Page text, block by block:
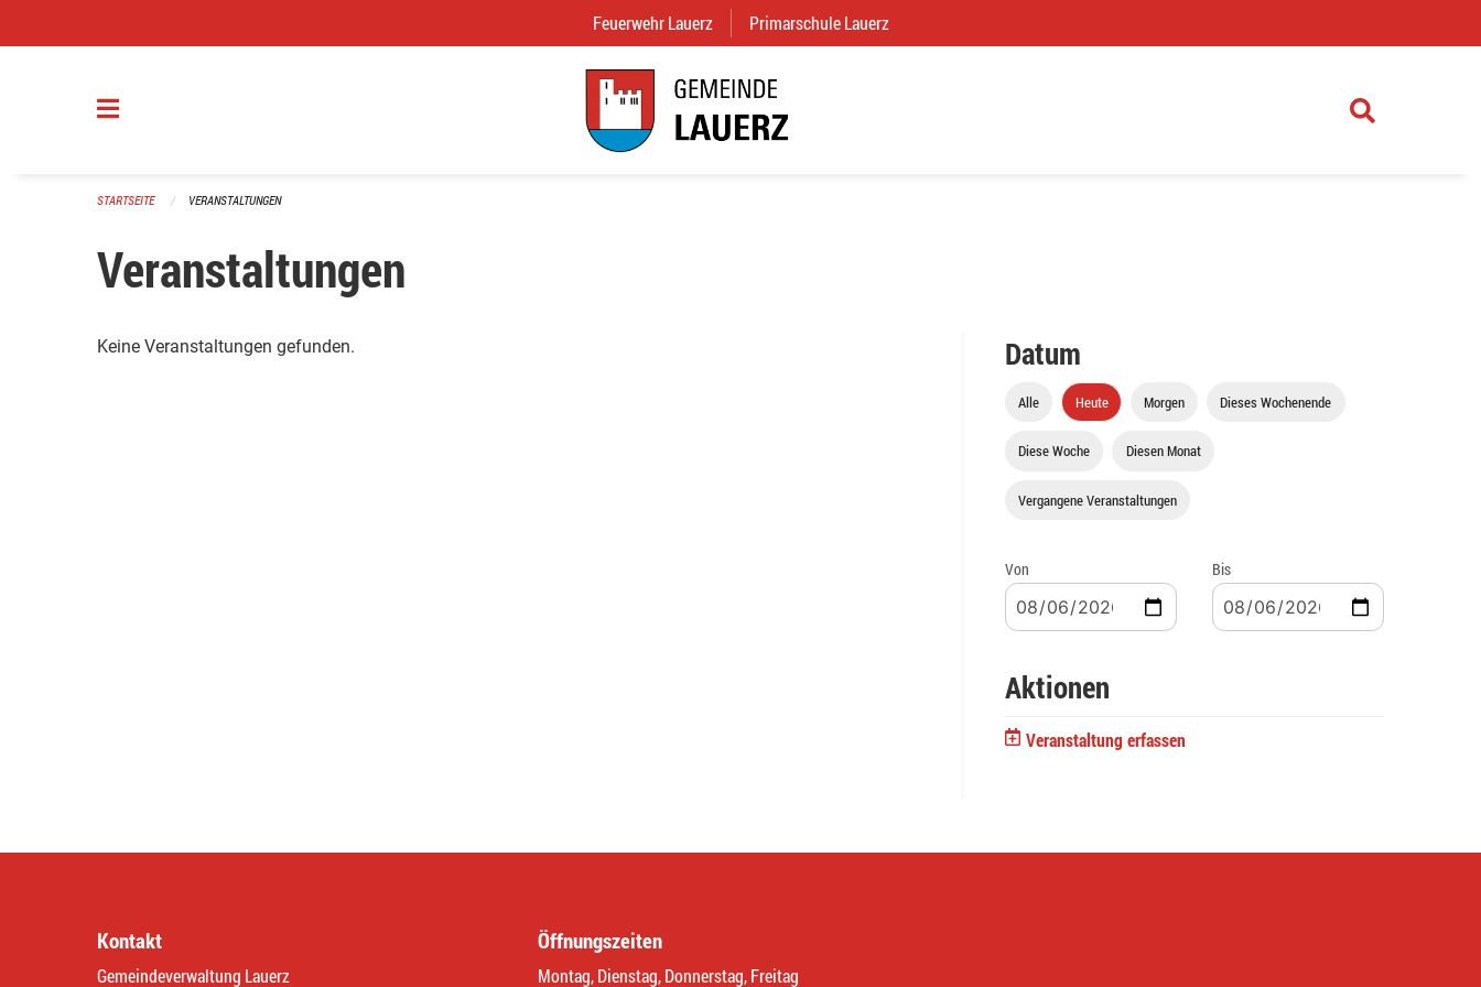
Feuerwehr Lauerz (External Link)
Primarschule Lauerz
STARTSEITE VERANSTALTUNGEN
Veranstaltungen
Keine Veranstaltungen gefunden. Datum
Alle Heute Morgen Dieses Wochenende
Diese Woche Diesen Monat
Vergangene Veranstaltungen
Von Bis
Aktionen
Veranstaltung erfassen
Kontakt
Gemeindeverwaltung Lauerz
Öffnungszeiten
Montag, Dienstag, Donnerstag, Freitag